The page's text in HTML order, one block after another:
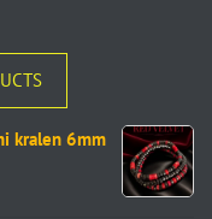
kralen 6mm